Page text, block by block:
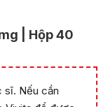
| Hộp 40
sĩ. Nếu cần